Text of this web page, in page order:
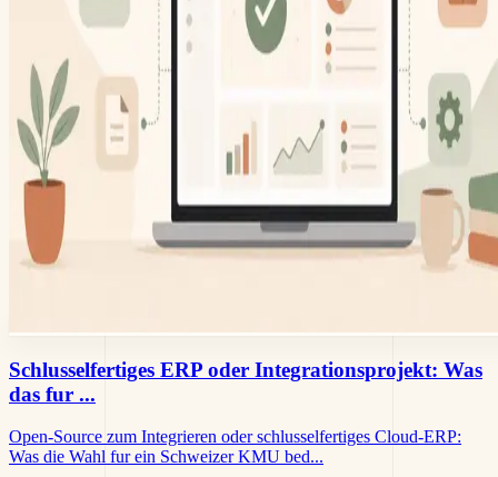
Schlusselfertiges ERP oder Integrationsprojekt: Was
das fur ...
Open-Source zum Integrieren oder schlusselfertiges Cloud-ERP:
Was die Wahl fur ein Schweizer KMU bed...